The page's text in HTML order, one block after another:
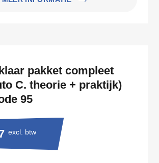
pakket compleet
C. theorie + praktijk)
95
excl. btw